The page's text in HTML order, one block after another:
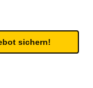
sichern!